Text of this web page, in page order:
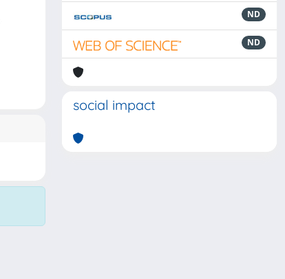
ND
ND
social impact